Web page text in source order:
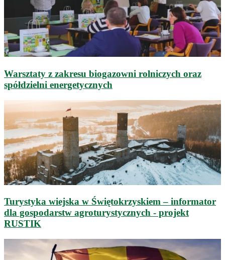
Warsztaty z zakresu biogazowni rolniczych oraz
spółdzielni energetycznych
Turystyka wiejska w Świętokrzyskiem – informator
dla gospodarstw agroturystycznych - projekt
RUSTIK